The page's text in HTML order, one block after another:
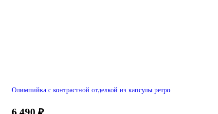
Олимпийка с контрастной отделкой из капсулы ретро